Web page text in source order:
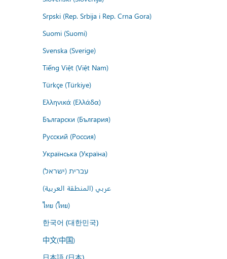
Srpski (Rep. Srbija i Rep. Crna Gora)
Suomi (Suomi)
Svenska (Sverige)
Tiếng Việt (Việt Nam)
Türkçe (Türkiye)
Ελληνικά (Ελλάδα)
Български (България)
Русский (Россия)
Українська (Україна)
עברית (ישראל)
عربي (المنطقة العربية)
ไทย (ไทย)
한국어 (대한민국)
中文(中国)